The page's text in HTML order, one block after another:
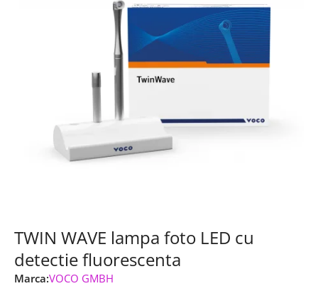
TWIN WAVE lampa foto LED cu
detectie fluorescenta
Marca:VOCO GMBH